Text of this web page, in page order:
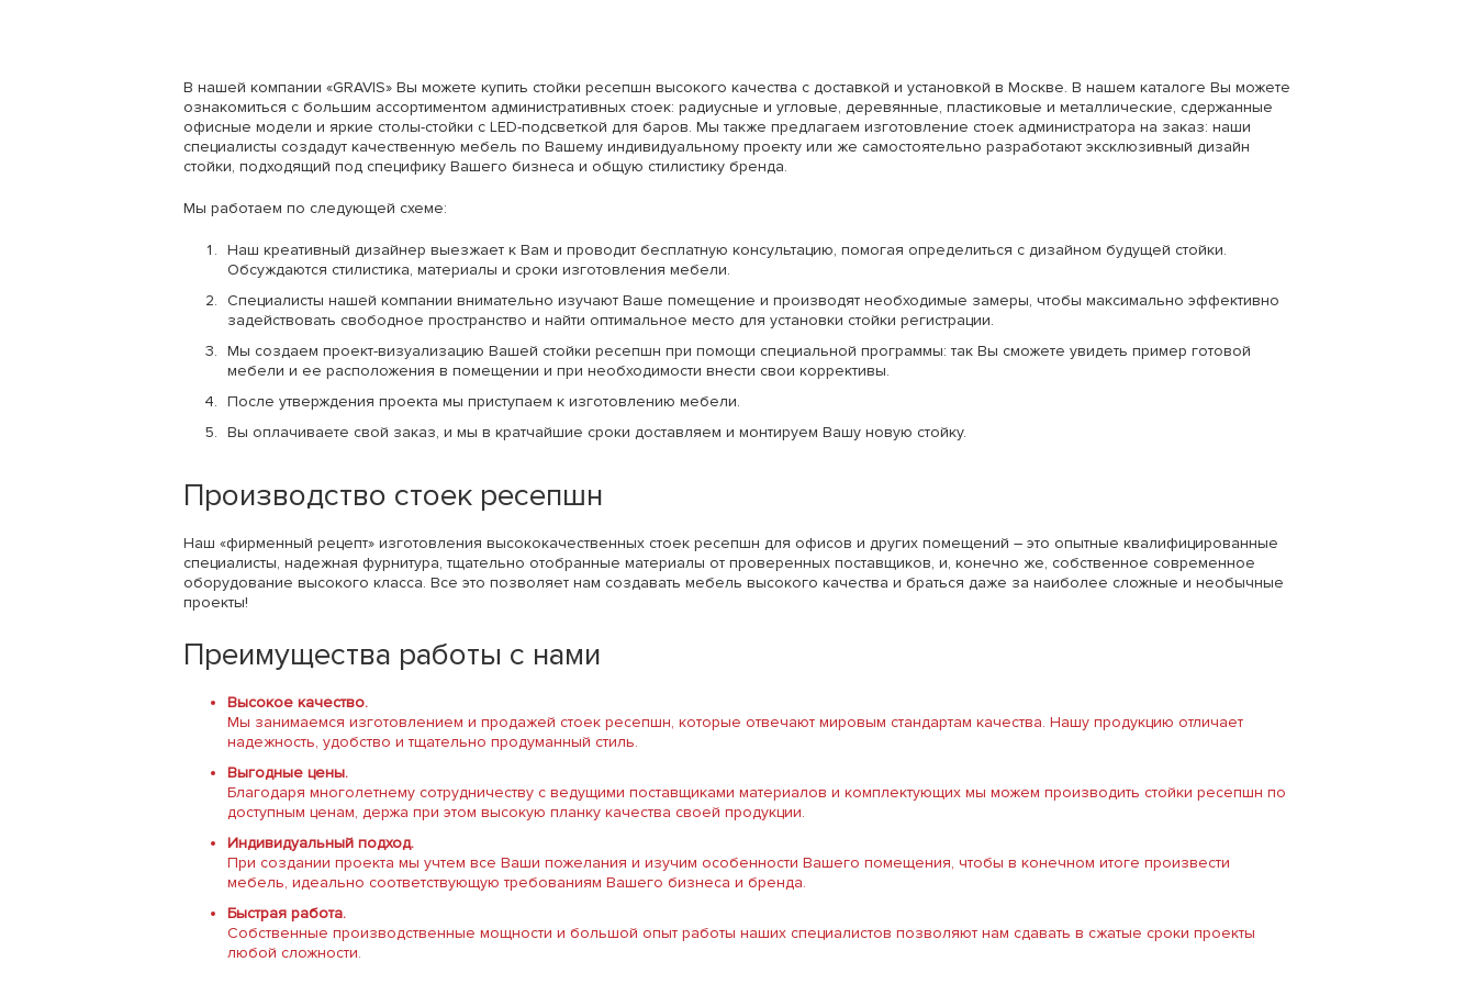
В нашей компании «GRAVIS» Вы можете купить стойки ресепшн высокого качества с доставкой и установкой в Москве. В нашем каталоге Вы можете
ознакомиться с большим ассортиментом административных стоек: радиусные и угловые, деревянные, пластиковые и металлические, сдержанные
офисные модели и яркие столы-стойки с LED-подсветкой для баров. Мы также предлагаем изготовление стоек администратора на заказ: наши
специалисты создадут качественную мебель по Вашему индивидуальному проекту или же самостоятельно разработают эксклюзивный дизайн
стойки, подходящий под специфику Вашего бизнеса и общую стилистику бренда.
Мы работаем по следующей схеме:
Наш креативный дизайнер выезжает к Вам и проводит бесплатную консультацию, помогая определиться с дизайном будущей стойки.
Обсуждаются стилистика, материалы и сроки изготовления мебели.
Специалисты нашей компании внимательно изучают Ваше помещение и производят необходимые замеры, чтобы максимально эффективно
задействовать свободное пространство и найти оптимальное место для установки стойки регистрации.
Мы создаем проект-визуализацию Вашей стойки ресепшн при помощи специальной программы: так Вы сможете увидеть пример готовой
мебели и ее расположения в помещении и при необходимости внести свои коррективы.
После утверждения проекта мы приступаем к изготовлению мебели.
Вы оплачиваете свой заказ, и мы в кратчайшие сроки доставляем и монтируем Вашу новую стойку.
Производство стоек ресепшн
Наш «фирменный рецепт» изготовления высококачественных стоек ресепшн для офисов и других помещений – это опытные квалифицированные
специалисты, надежная фурнитура, тщательно отобранные материалы от проверенных поставщиков, и, конечно же, собственное современное
оборудование высокого класса. Все это позволяет нам создавать мебель высокого качества и браться даже за наиболее сложные и необычные
проекты!
Преимущества работы с нами
Высокое качество.
Мы занимаемся изготовлением и продажей стоек ресепшн, которые отвечают мировым стандартам качества. Нашу продукцию отличает
надежность, удобство и тщательно продуманный стиль.
Выгодные цены.
Благодаря многолетнему сотрудничеству с ведущими поставщиками материалов и комплектующих мы можем производить стойки ресепшн по
доступным ценам, держа при этом высокую планку качества своей продукции.
Индивидуальный подход.
При создании проекта мы учтем все Ваши пожелания и изучим особенности Вашего помещения, чтобы в конечном итоге произвести
мебель, идеально соответствующую требованиям Вашего бизнеса и бренда.
Быстрая работа.
Собственные производственные мощности и большой опыт работы наших специалистов позволяют нам сдавать в сжатые сроки проекты
любой сложности.